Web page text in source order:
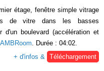
étage, fenêtre simple vitrage
de vitre dans les basses
d'un boulevard (accélération et
AMBRoom . Durée : 04:02.
+ d'infos &
Téléchargement